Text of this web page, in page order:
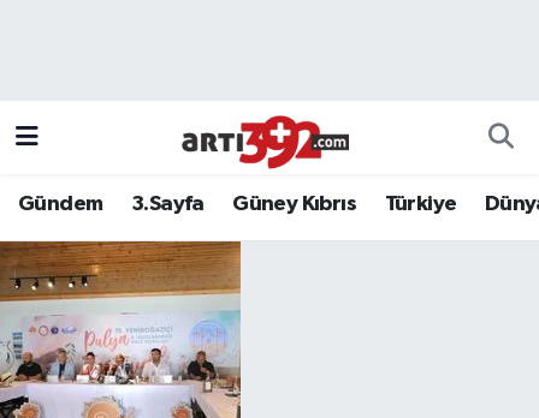
Gündem 3.Sayfa Güney Kıbrıs Türkiye